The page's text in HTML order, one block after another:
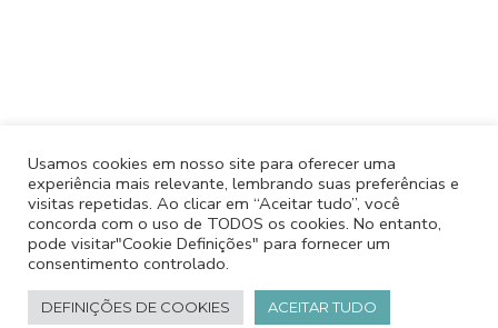
Usamos cookies em nosso site para oferecer uma
experiência mais relevante, lembrando suas preferências e
visitas repetidas. Ao clicar em “Aceitar tudo”, você
concorda com o uso de TODOS os cookies. No entanto,
pode visitar"Cookie Definições" para fornecer um
consentimento controlado.
DEFINIÇÕES DE COOKIES ACEITAR TUDO